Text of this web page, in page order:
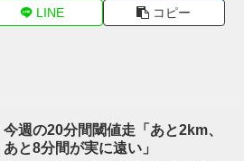
LINE コピー
今週の20分間閾値走「あと2km、
あと8分間が実に遠い」